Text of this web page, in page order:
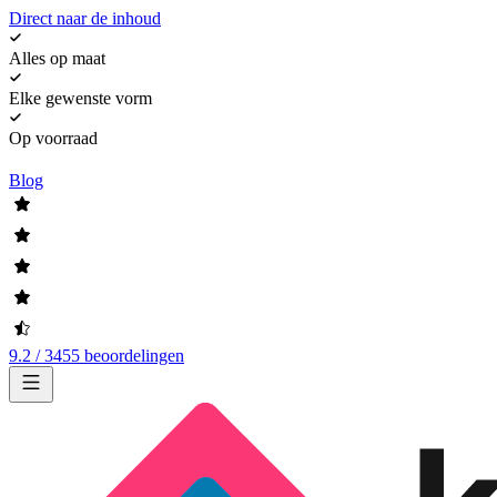
Direct naar de inhoud
Alles op maat
Elke gewenste vorm
Op voorraad
Blog
9.2 / 3455 beoordelingen